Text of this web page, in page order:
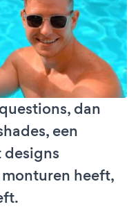
dan
een
heeft,